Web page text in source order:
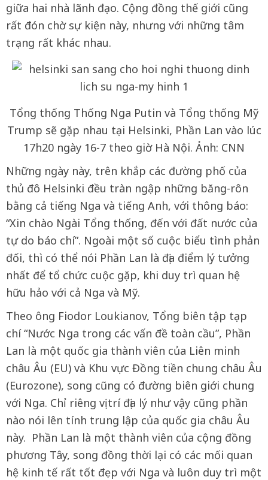
giữa hai nhà lãnh đạo. Cộng đồng thế giới cũng
rất đón chờ sự kiện này, nhưng với những tâm
trạng rất khác nhau.
Tổng thống Thống Nga Putin và Tổng thống Mỹ
Trump sẽ gặp nhau tại Helsinki, Phần Lan vào lúc
17h20 ngày 16-7 theo giờ Hà Nội. Ảnh: CNN
Những ngày này, trên khắp các đường phố của
thủ đô Helsinki đều tràn ngập những băng-rôn
bằng cả tiếng Nga và tiếng Anh, với thông báo:
“Xin chào Ngài Tổng thống, đến với đất nước của
tự do báo chí”. Ngoài một số cuộc biểu tình phản
đối, thì có thể nói Phần Lan là địa điểm lý tưởng
nhất để tổ chức cuộc gặp, khi duy trì quan hệ
hữu hảo với cả Nga và Mỹ.
Theo ông Fiodor Loukianov, Tổng biên tập tạp
chí “Nước Nga trong các vấn đề toàn cầu”, Phần
Lan là một quốc gia thành viên của Liên minh
châu Âu (EU) và Khu vực Đồng tiền chung châu Âu
(Eurozone), song cũng có đường biên giới chung
với Nga. Chỉ riêng vị trí địa lý như vậy cũng phần
nào nói lên tính trung lập của quốc gia châu Âu
này. Phần Lan là một thành viên của cộng đồng
phương Tây, song đồng thời lại có các mối quan
hệ kinh tế rất tốt đẹp với Nga và luôn duy trì một